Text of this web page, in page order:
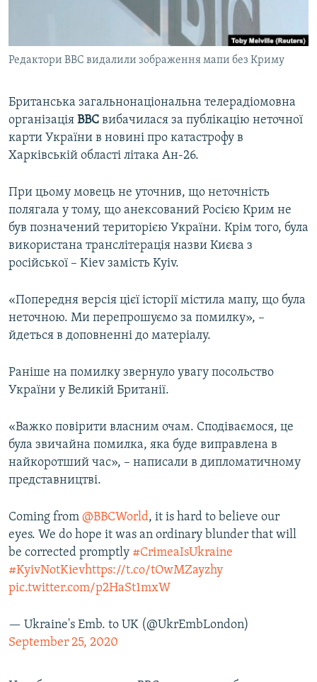
УКРАЇНСЬКА ПРОБЛЕМА КРИМУ
Qırımtatar
Усі сайти RFE/RL
Редактори BBC видалили зображення мапи без Криму
Британська загальнонаціональна телерадіомовна
організація BBC вибачилася за публікацію неточної
карти України в новині про катастрофу в
Харківській області літака Ан-26.
При цьому мовець не уточнив, що неточність
полягала у тому, що анексований Росією Крим не
був позначений територією України. Крім того, була
використана транслітерація назви Києва з
російської – Kiev замість Kyiv.
«Попередня версія цієї історії містила мапу, що була
неточною. Ми перепрошуємо за помилку», –
йдеться в доповненні до матеріалу.
Раніше на помилку звернуло увагу посольство
України у Великій Британії.
«Важко повірити власним очам. Сподіваємося, це
була звичайна помилка, яка буде виправлена в
найкоротший час», – написали в дипломатичному
представництві.
Coming from @BBCWorld, it is hard to believe our
eyes. We do hope it was an ordinary blunder that will
be corrected promptly #CrimeaIsUkraine
#KyivNotKievhttps://t.co/tOwMZayzhy
pic.twitter.com/p2HaSt1mxW
— Ukraine's Emb. to UK (@UkrEmbLondon)
September 25, 2020